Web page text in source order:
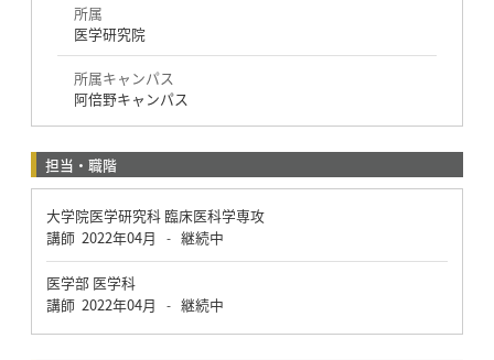
所属
医学研究院
所属キャンパス
阿倍野キャンパス
担当・職階
大学院医学研究科 臨床医科学専攻
講師 2022年04月 - 継続中
医学部 医学科
講師 2022年04月 - 継続中